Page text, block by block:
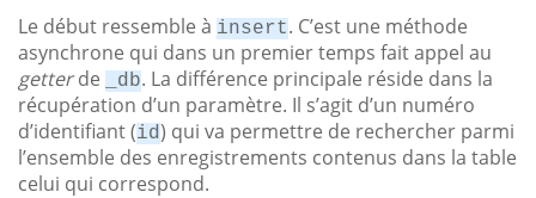
Le début ressemble à insert. C’est une méthode
asynchrone qui dans un premier temps fait appel au
getterde _db. La différence principale réside dans la
récupération d’un paramètre. Il s’agit d’un numéro
d’identifiant (id) qui va permettre de rechercher parmi
l’ensemble des enregistrements contenus dans la table
celui qui correspond.